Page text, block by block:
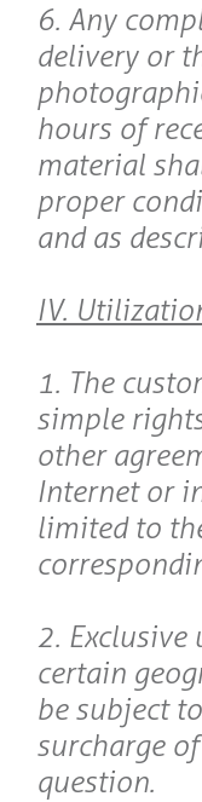
6. Any
delivery or
hours of
material
proper
and as
IV.
1. The
simple
other
Internet or
limited to
2.
certain
be subject
surcharge
question.